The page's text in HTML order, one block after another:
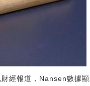
經報道，Nansen數據